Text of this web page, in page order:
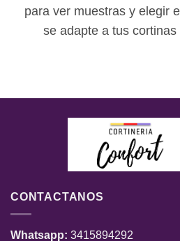
para ver muestras y elegir
se adapte a tus
CONTACTANOS
Whatsapp: 3415894292